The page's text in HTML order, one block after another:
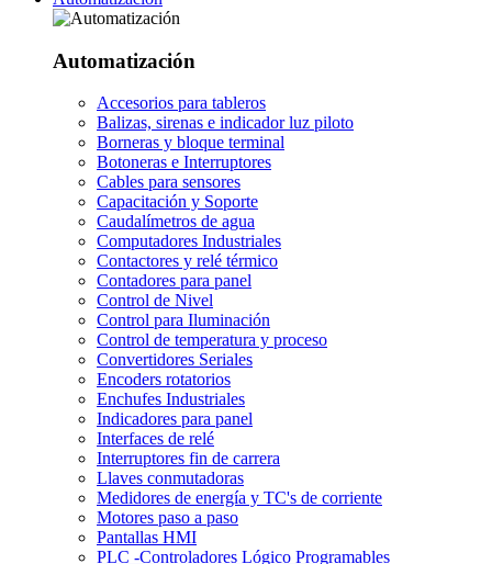
Automatización
Accesorios para tableros
Balizas, sirenas e indicador luz piloto
Borneras y bloque terminal
Botoneras e Interruptores
Cables para sensores
Capacitación y Soporte
Caudalímetros de agua
Computadores Industriales
Contactores y relé térmico
Contadores para panel
Control de Nivel
Control para Iluminación
Control de temperatura y proceso
Convertidores Seriales
Encoders rotatorios
Enchufes Industriales
Indicadores para panel
Interfaces de relé
Interruptores fin de carrera
Llaves conmutadoras
Medidores de energía y TC's de corriente
Motores paso a paso
Pantallas HMI
PLC -Controladores Lógico Programables